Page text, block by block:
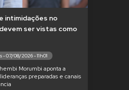
intimidações no
ser vistas como
- 07/08/2026 - 11h01
Morumbi aponta a
preparadas e canais